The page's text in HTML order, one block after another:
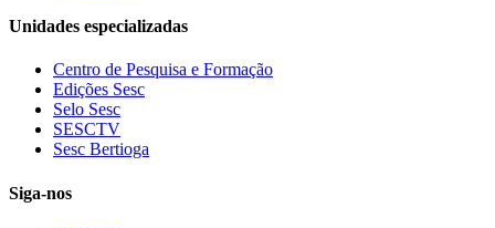
Unidades especializadas
Centro de Pesquisa e Formação
Edições Sesc
Selo Sesc
SESCTV
Sesc Bertioga
Siga-nos